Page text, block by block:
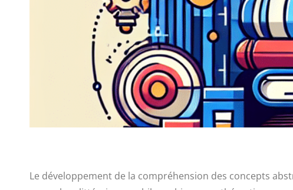
Le développement de la compréhension des concepts